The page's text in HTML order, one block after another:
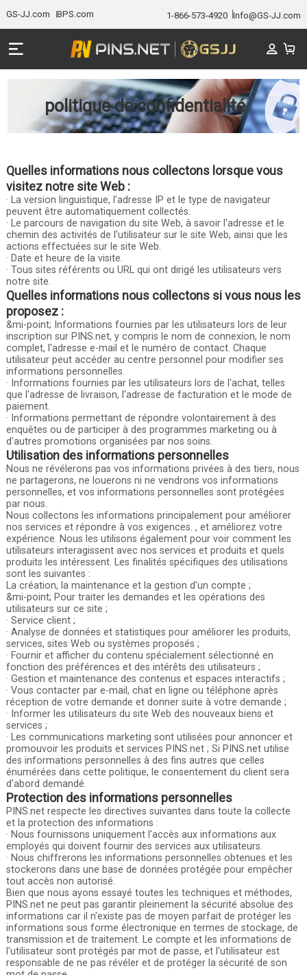
GS-JJ.com BPS.com 1-866-573-4920 Info@GS-JJ.com
politique de confidentialité
Quelles informations nous collectons lorsque vous
visitez notre site Web :
· La version linguistique, l'adresse IP et le type de navigateur
peuvent être automatiquement collectés.
· Le parcours de navigation du site Web, à savoir l'adresse et le
chemin des activités de l'utilisateur sur le site Web, ainsi que les
actions effectuées sur le site Web.
· Date et heure de la visite.
· Tous sites référents ou URL qui ont dirigé les utilisateurs vers
notre site.
Quelles informations nous collectons si vous nous les
proposez :
&mi-point; Informations fournies par les utilisateurs lors de leur
inscription sur PINS.net, y compris le nom de connexion, le nom
complet, l'adresse e-mail et le numéro de contact. Chaque
utilisateur peut accéder au centre personnel pour modifier ses
informations personnelles.
· Informations fournies par les utilisateurs lors de l'achat, telles
que l'adresse de livraison, l'adresse de facturation et le mode de
paiement.
· Informations permettant de répondre volontairement à des
enquêtes ou de participer à des programmes marketing ou à
d'autres promotions organisées par nos soins.
Utilisation des informations personnelles
Nous ne révélerons pas vos informations privées à des tiers, nous
ne partagerons, ne louerons ni ne vendrons vos informations
personnelles, et vos informations personnelles sont protégées
par nous.
Nous collectons les informations principalement pour améliorer
nos services et répondre à vos exigences. , et améliorez votre
expérience. Nous les utilisons également pour voir comment les
utilisateurs interagissent avec nos services et produits et quels
produits les intéressent. Les finalités spécifiques des utilisations
sont les suivantes :
La création, la maintenance et la gestion d'un compte ;
&mi-point; Pour traiter les demandes et les opérations des
utilisateurs sur ce site ;
· Service client ;
· Analyse de données et statistiques pour améliorer les produits,
services, sites Web ou systèmes proposés ;
· Fournir et afficher du contenu spécialement sélectionné en
fonction des préférences et des intérêts des utilisateurs ;
· Gestion et maintenance des contenus et espaces interactifs ;
· Vous contacter par e-mail, chat en ligne ou téléphone après
réception de votre demande et donner suite à votre demande ;
· Informer les utilisateurs du site Web des nouveaux biens et
services ;
· Les communications marketing sont utilisées pour annoncer et
promouvoir les produits et services PINS.net ; Si PINS.net utilise
des informations personnelles à des fins autres que celles
énumérées dans cette politique, le consentement du client sera
d'abord demandé.
Protection des informations personnelles
PINS.net respecte les directives suivantes dans toute la collecte
et la protection des informations :
· Nous fournissons uniquement l'accès aux informations aux
employés qui doivent fournir des services aux utilisateurs.
· Nous chiffrerons les informations personnelles obtenues et les
stockerons dans une base de données protégée pour empêcher
tout accès non autorisé.
Bien que nous ayons essayé toutes les techniques et méthodes,
PINS.net ne peut pas garantir pleinement la sécurité absolue des
informations car il n'existe pas de moyen parfait de protéger les
informations sous forme électronique en termes de stockage, de
transmission et de traitement. Le compte et les informations de
l'utilisateur sont protégés par mot de passe, et l'utilisateur est
responsable de ne pas révéler et de protéger la sécurité de son